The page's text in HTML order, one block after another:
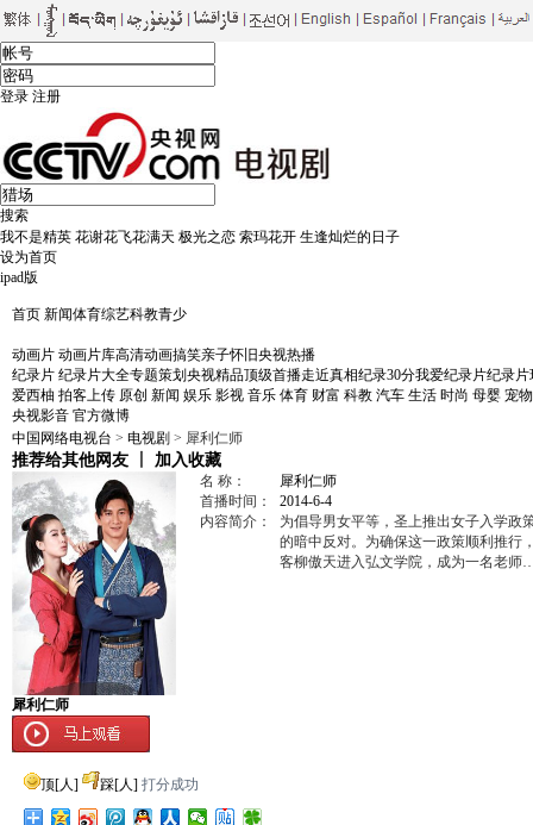
登录 注册
搜索
我不是精英 花谢花飞花满天 极光之恋 索玛花开 生逢灿烂的日子
设为首页
ipad版
首页 新闻体育综艺科教青少
动画片 动画片库高清动画搞笑亲子怀旧央视热播
纪录片 纪录片大全专题策划 央视精品顶级首播走近真相纪录30分我爱纪录片纪录片
爱西柚 拍客上传 原创 新闻 娱乐 影视 音乐 体育 财富 科教 汽车 生活 时尚 母婴 宠物
央视影音 官方微博
中国网络电视台 > 电视剧 > 犀利仁师
推荐给其他网友 加入收藏
犀利仁师
名 称：
犀利仁师
首播时间：
2014-6-4
内容简介：
为倡导男女平等，圣上推出女子入学政
的暗中反对。为确保这一政策顺利推行
客柳傲天进入弘文学院，成为一名老
顶[人] 踩[人] 打分成功